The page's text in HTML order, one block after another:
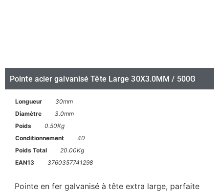
Pointe acier galvanisé Tête Large 30X3.0MM / 500G
Longueur
30mm
Diamètre
3.0mm
Poids
0.50Kg
Conditionnement
40
Poids Total
20.00Kg
EAN13
3760357741298
Pointe en fer galvanisé à tête extra large, parfaite